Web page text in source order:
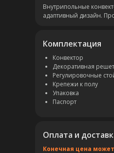
Внутрипольные
адаптивный дизайн.
Комплектация
Конвектор
Декоративная
Регулировочные
Крепежи к полу
Упаковка
Паспорт
Оплата и
Конечная цена